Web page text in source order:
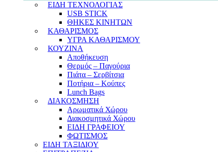
ΕΙΔΗ ΤΕΧΝΟΛΟΓΙΑΣ
USB STICK
ΘΗΚΕΣ ΚΙΝΗΤΩΝ
ΚΑΘΑΡΙΣΜΟΣ
ΥΓΡΑ ΚΑΘΑΡΙΣΜΟΥ
ΚΟΥΖΙΝΑ
Αποθήκευση
Θερμός – Παγούρια
Πιάτα – Σερβίτσια
Ποτήρια – Κούπες
Lunch Bags
ΔΙΑΚΟΣΜΗΣΗ
Αρωματικά Χώρου
Διακοσμητικά Χώρου
ΕΙΔΗ ΓΡΑΦΕΙΟΥ
ΦΩΤΙΣΜΟΣ
ΕΙΔΗ ΤΑΞΙΔΙΟΥ